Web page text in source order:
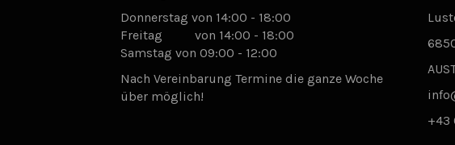
Donnerstag von 14:00 - 18:00
Freitag von 14:00 - 18:00
Samstag von 09:00 - 12:00
Nach Vereinbarung Termine die ganze Woche
über möglich!
+43